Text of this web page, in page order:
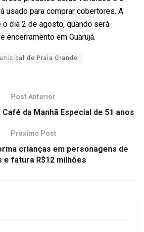
usado para comprar cobertores. A
o dia 2 de agosto, quando será
encerramento em Guarujá.
de Praia Grande
Post Anterior
Café da Manhã Especial de 51 anos
Próximo Post
crianças em personagens de
e fatura R$12 milhões